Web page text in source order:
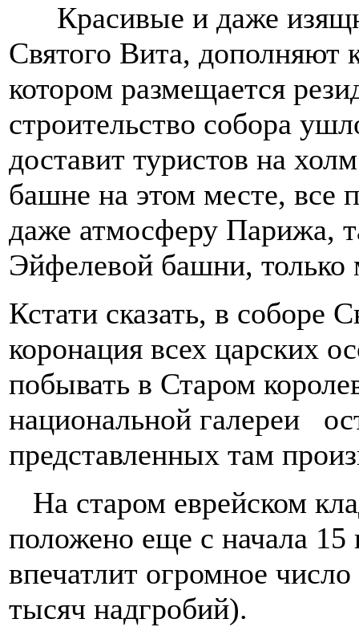
Красивые и даже
Святого Вита, дополняют
котором размещается
строительство собора
доставит туристов на
башне на этом месте, все
даже атмосферу Парижа,
Эйфелевой башни, только
Кстати сказать, в соборе
коронация всех царских
побывать в Старом
национальной галереи
представленных там
На старом еврейском
положено еще с начала 15
впечатлит огромное
тысяч надгробий).